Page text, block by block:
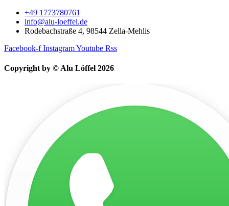
+49 1773780761
info@alu-loeffel.de
Rodebachstraße 4, 98544 Zella-Mehlis
Facebook-f InstagramYoutube Rss
Copyright by © Alu Löffel 2026